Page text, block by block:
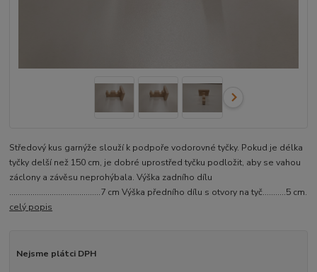
Středový kus garnýže slouží k podpoře vodorovné tyčky. Pokud je délka
tyčky delší než 150 cm, je dobré uprostřed tyčku podložit, aby se vahou
záclony a závěsu neprohýbala. Výška zadního dílu
...........................................7 cm Výška předního dílu s otvory na tyč...........5 cm.
celý popis
Nejsme plátci DPH